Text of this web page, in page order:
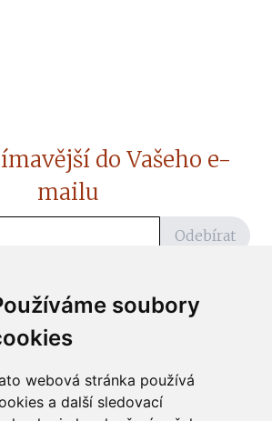
soubory
webová stránka používá
a další sledovací
do Vašeho e-
mailu
Odebírat
důležitých zpráv ze ČtiDoma.cz do mé e-